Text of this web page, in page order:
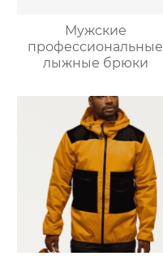
Мужские
профессиональные
лыжные брюки